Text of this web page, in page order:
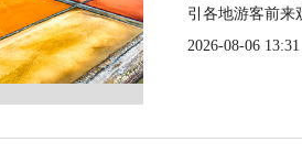
引各地游客前来
2026-08-06 13:31